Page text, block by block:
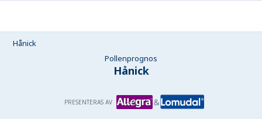
Hånick
Pollenprognos
Hånick
PRESENTERAS AV